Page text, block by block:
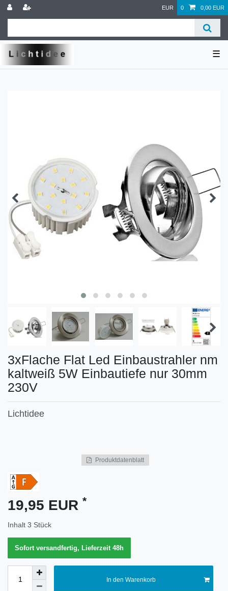
EUR 0 0,00 EUR
☰
3xFlache Flat Led Einbaustrahler nm
kaltweiß 5W Einbautiefe nur 30mm
230V
Lichtidee
Produktdatenblatt
19,95 EUR *
Inhalt 3 Stück
Sofort versandfertig, Lieferzeit 48h
In den Warenkorb